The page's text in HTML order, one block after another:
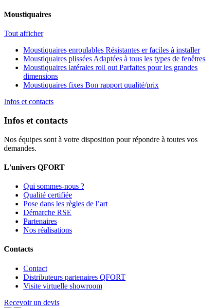
Moustiquaires
Tout afficher
Moustiquaires enroulables Résistantes er faciles à installer
Moustiquaires plissées Adaptées à tous les types de fenêtres
Moustiquaires latérales roll out Parfaites pour les grandes
dimensions
Moustiquaires fixes Bon rapport qualité/prix
Infos et contacts
Infos et contacts
Nos équipes sont à votre disposition pour répondre à toutes vos
demandes.
L'univers QFORT
Qui sommes-nous ?
Qualité certifiée
Pose dans les règles de l’art
Démarche RSE
Partenaires
Nos réalisations
Contacts
Contact
Distributeurs partenaires QFORT
Visite virtuelle showroom
Recevoir un devis